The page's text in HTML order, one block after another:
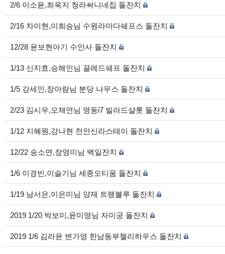
2/6 이소윤,최욱지 청라써니네집 돌잔치
2/16 차이현,이희승님 수원라마다쉐프스 돌잔치
12/28 윤보현아기 수안사 돌잔치
1/13 신지효,승해인님 끌레드쉐프 돌잔치
1/5 강세인,장아람님 분당 나무스 돌잔치
2/23 김시우,오채연님 명동i7 빌라드샬롯 돌잔치
1/12 지혜원,강나현 천안신라스테이 돌잔치
12/22 송소연,장영미님 백일잔치
1/6 이경빈,이슬기님 세종오티움 돌잔치
1/19 남서은,이은미님 양재 트랭블루 돌잔치
2019 1/20 박보미,윤미영님 자미궁 돌잔치
2019 1/6 김라윤 변가영 한남동부첼리하우스 돌잔치